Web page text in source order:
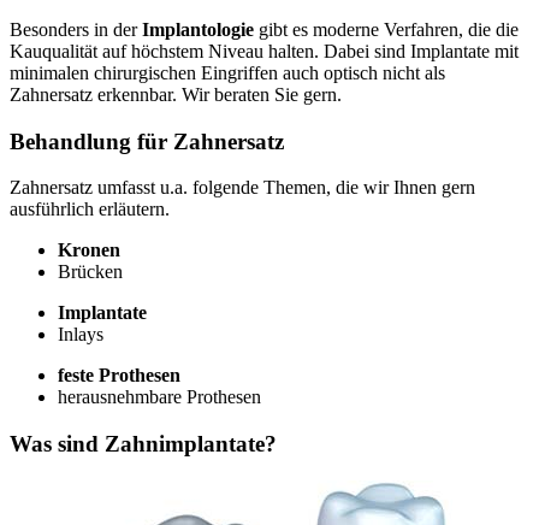
Besonders in derImplantologie gibt es moderne Verfahren, die die
Kauqualität auf höchstem Niveau halten. Dabei sind Implantate mit
minimalen chirurgischen Eingriffen auch optisch nicht als
Zahnersatz erkennbar. Wir beraten Sie gern.
Behandlung für Zahnersatz
Zahnersatz umfasst u.a. folgende Themen, die wir Ihnen gern
ausführlich erläutern.
Kronen
Brücken
Implantate
Inlays
feste Prothesen
herausnehmbare Prothesen
Was sind Zahnimplantate?